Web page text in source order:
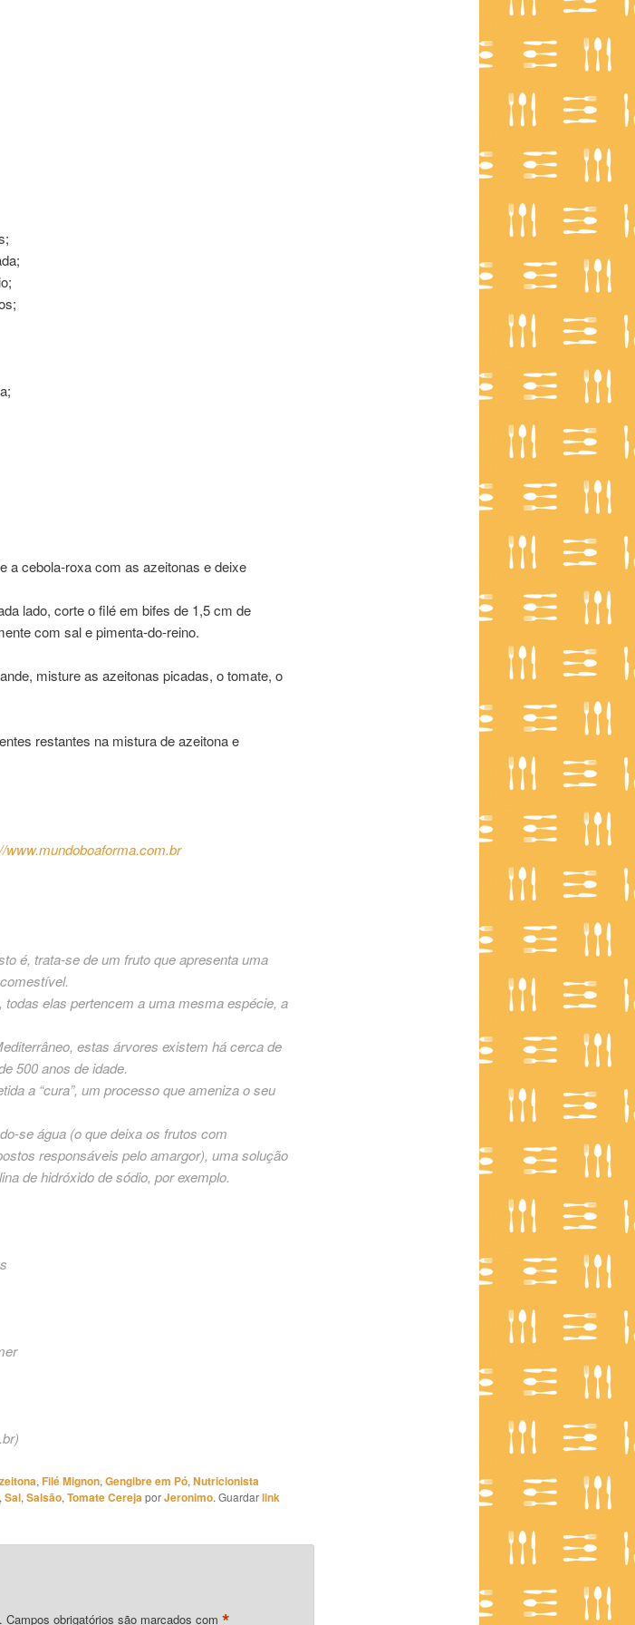
a cebola-roxa com as azeitonas e deixe
lado, corte o filé em bifes de 1,5 cm de
com sal e pimenta-do-reino.
misture as azeitonas picadas, o tomate, o
restantes na mistura de azeitona e
www.mundoboaforma.com.br
é, trata-se de um fruto que apresenta uma
elas pertencem a uma mesma espécie, a
estas árvores existem há cerca de
500 anos de idade.
a “cura”, um processo que ameniza o seu
se água (o que deixa os frutos com
responsáveis pelo amargor), uma solução
de hidróxido de sódio, por exemplo.
)
, Filé Mignon, Gengibre em Pó, Nutricionista
Sal, Salsão, Tomate CerejaporJeronimo. Guardarlink
Campos obrigatórios são marcados com